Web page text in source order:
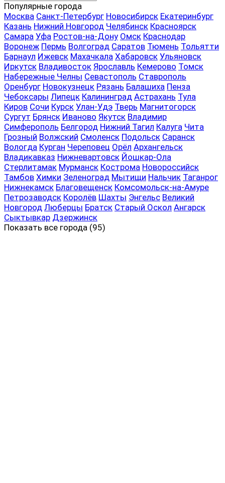
Популярные города
Москва Санкт-Петербург Новосибирск Екатеринбург
Казань Нижний Новгород Челябинск Красноярск
Самара Уфа Ростов-на-Дону Омск Краснодар
Воронеж Пермь Волгоград Саратов Тюмень Тольятти
Барнаул Ижевск Махачкала Хабаровск Ульяновск
Иркутск Владивосток Ярославль Кемерово Томск
Набережные Челны Севастополь Ставрополь
Оренбург Новокузнецк Рязань Балашиха Пенза
Чебоксары Липецк Калининград Астрахань Тула
Киров Сочи Курск Улан-Удэ Тверь Магнитогорск
Сургут Брянск Иваново Якутск Владимир
Симферополь Белгород Нижний Тагил Калуга Чита
Грозный Волжский Смоленск Подольск Саранск
Вологда Курган Череповец Орёл Архангельск
Владикавказ Нижневартовск Йошкар-Ола
Стерлитамак Мурманск Кострома Новороссийск
Тамбов Химки Зеленоград Мытищи Нальчик Таганрог
Нижнекамск Благовещенск Комсомольск-на-Амуре
Петрозаводск Королёв Шахты Энгельс Великий
Новгород Люберцы Братск Старый Оскол Ангарск
Сыктывкар Дзержинск
Показать все города (95)